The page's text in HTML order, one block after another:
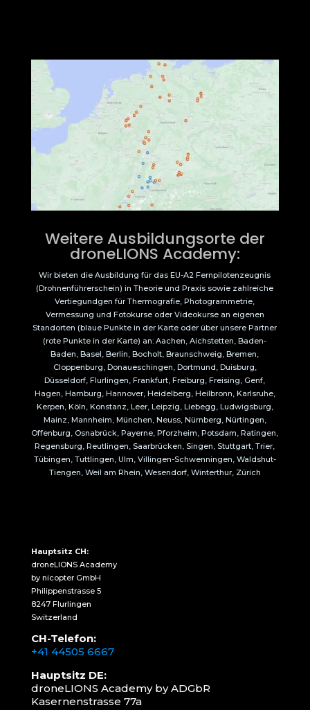
Weitere Ausbildungsorte der
droneLIONS Academy:
Wir bieten die Ausbildung für das EU-A2 Fernpilotenzeugnis
(Drohnenführerschein) in Theorie und Praxis sowie zahlreiche
Vertiegundgen für Thermografie, Photogrammetrie,
Vermessung und Fotokurse oder Videokurse an eigenen
Standorten (blaue Punkte in der Karte oder über unsere Partner
(rote Punkte in der Karte) an: Aachen, Aichstetten, Baden-
Baden, Basel, Berlin, Bocholt, Braunschweig, Bremen,
Cloppenburg, Donaueschingen, Dortmund, Duisburg,
Düsseldorf, Flurlingen, Frankfurt, Freiburg, Freising, Genf,
Hagen, Hamburg, Hannover, Heidelberg, Heilbronn, Karlsruhe,
Kerpen, Köln, Konstanz, Leer, Leipzig, Liebegg, Ludwigsburg,
Mainz, Mannheim, München, Neuss, Nürnberg, Nürtingen,
Offenburg, Osnabrück, Payerne, Pforzheim, Potsdam, Ratingen,
Regensburg, Reutlingen, Saarbrücken, Singen, Stuttgart, Trier,
Tübingen, Tuttlingen, Ulm, Villingen-Schwenningen, Waldshut-
Tiengen, Weil am Rhein, Wesendorf, Winterthur, Zürich
Hauptsitz CH:
droneLIONS Academy
by nicopter GmbH
Philippenstrasse 5
8247 Flurlingen
Switzerland
CH-Telefon:
+41 44505 6667
Hauptsitz DE:
droneLIONS Academy by ADGbR
Kasernenstrasse 77a